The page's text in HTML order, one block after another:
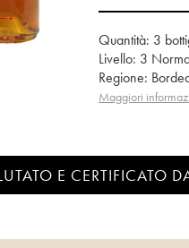
Quantità: 3
Livello: 3
Regione:
Classificazione:
Maggiori
E CERTIFICATO